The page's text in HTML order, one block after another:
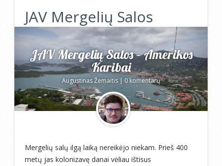
JAV Mergelių Salos
JAV Mergelių Salos – Amerikos
Karibai
Augustinas Žemaitis|0 komentarų
Mergelių salų ilgą laiką nereikėjo niekam. Prieš 400
metų jas kolonizavę danai vėliau ištisus